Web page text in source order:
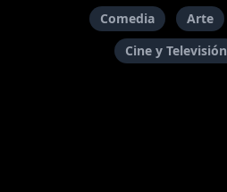
Comedia Arte
Cine y Televisión